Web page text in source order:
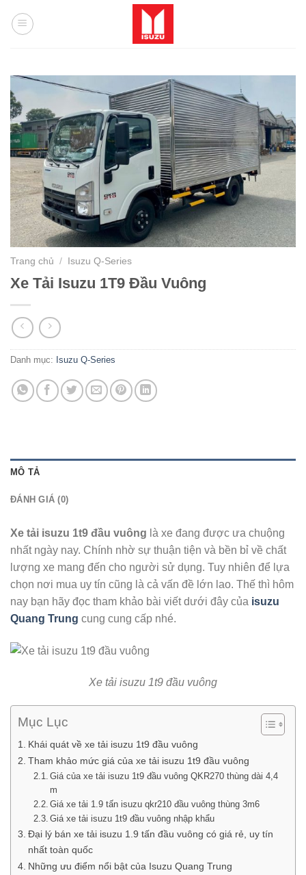
Trang chủ / Isuzu Q-Series
Xe Tải Isuzu 1T9 Đầu Vuông
Danh mục: Isuzu Q-Series
MÔ TẢ
ĐÁNH GIÁ (0)
Xe tải isuzu 1t9 đầu vuông là xe đang được ưa chuộng
nhất ngày nay. Chính nhờ sự thuận tiện và bền bỉ về chất
lượng xe mang đến cho người sử dụng. Tuy nhiên để lựa
chọn nơi mua uy tín cũng là cả vấn đề lớn lao. Thế thì hôm
nay bạn hãy đọc tham khảo bài viết dưới đây của isuzu
Quang Trung cung cung cấp nhé.
Xe tải isuzu 1t9 đầu vuông
Mục Lục
Khái quát về xe tải isuzu 1t9 đầu vuông
Tham khảo mức giá của xe tải isuzu 1t9 đầu vuông
Giá của xe tải isuzu 1t9 đầu vuông QKR270 thùng dài 4,4
m
Giá xe tải 1.9 tấn isuzu qkr210 đầu vuông thùng 3m6
Giá xe tải isuzu 1t9 đầu vuông nhập khẩu
Đại lý bán xe tải isuzu 1.9 tấn đầu vuông có giá rẻ, uy tín
nhất toàn quốc
Những ưu điểm nổi bật của Isuzu Quang Trung